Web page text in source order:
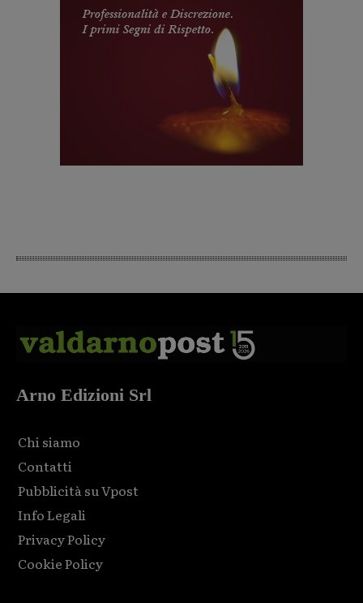
Arno Edizioni Srl
Chi siamo
Contatti
Pubblicità su Vpost
Info Legali
Privacy Policy
Cookie Policy